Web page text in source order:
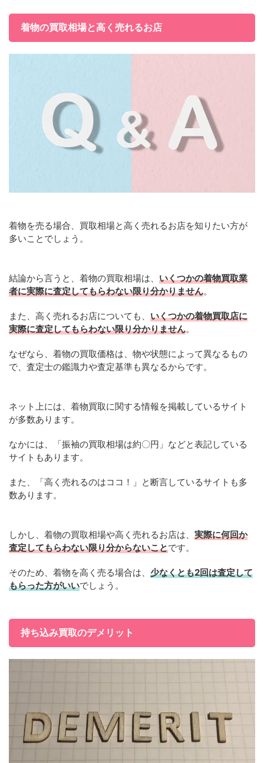
着物の買取相場と高く売れるお店
着物を売る場合、買取相場と高く売れるお店を知りたい方が
多いことでしょう。
結論から言うと、着物の買取相場は、 いくつかの着物買取業
者に実際に査定してもらわない限り分かりません。
また、高く売れるお店についても、 いくつかの着物買取店に
実際に査定してもらわない限り分かりません。
なぜなら、着物の買取価格は、物や状態によって異なるもの
で、査定士の鑑識力や査定基準も異なるからです。
ネット上には、着物買取に関する情報を掲載しているサイト
が多数あります。
なかには、「振袖の買取相場は約〇円」などと表記している
サイトもあります。
また、「高く売れるのはココ！」と断言しているサイトも多
数あります。
しかし、着物の買取相場や高く売れるお店は、 実際に何回か
査定してもらわない限り分からないことです。
そのため、着物を高く売る場合は、 少なくとも2回は査定して
もらった方がいいでしょう。
持ち込み買取のデメリット